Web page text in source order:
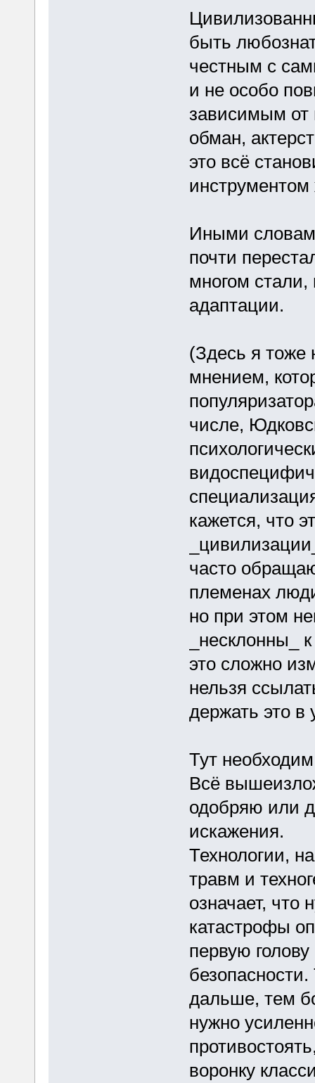
быть
честным с
и не особо
зависимым
обман,
это всё
Иными
почти
многом стали,
адаптации.
(Здесь я тоже
мнением,
числе,
кажется, что
часто
племенах
но при этом
_несклонны_
это сложно
нельзя
держать это в
Тут
Всё
одобряю или
искажения.
Технологии,
травм и
означает, что
катастрофы
первую
дальше, тем
нужно
воронку